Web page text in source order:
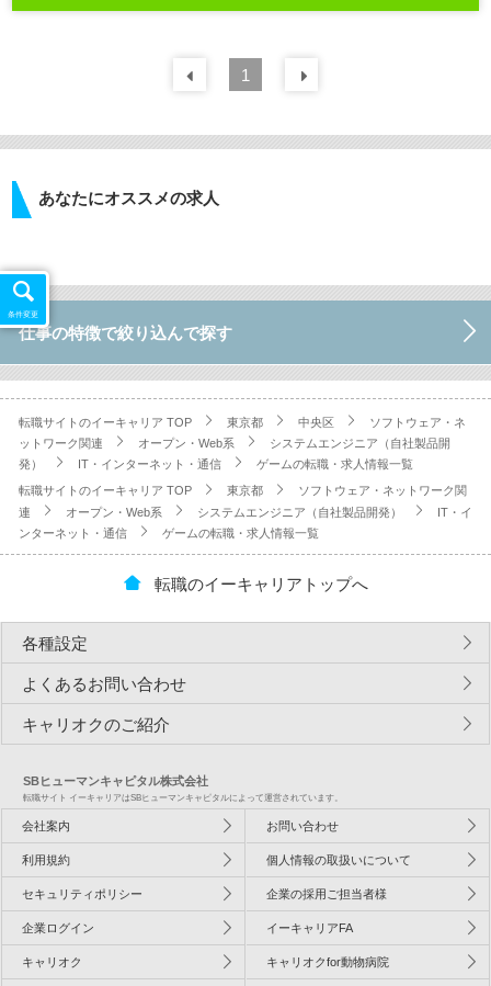
前の 件
1
あなたにオススメの求人
仕事の特徴で絞り込んで探す
転職サイトのイーキャリア TOP 東京都 中央区
ソフトウェア・ネ
ットワーク関連
オープン・Web系
システムエンジニア（自社製品開
発）
IT・インターネット・通信 ゲームの転職・求人情報一覧
転職サイトのイーキャリア TOP 東京都
ソフトウェア・ネットワーク関
連
オープン・Web系 システムエンジニア（自社製品開発）
IT・イ
ンターネット・通信
ゲームの転職・求人情報一覧
条件変更
転職のイーキャリアトップへ
各種設定
よくあるお問い合わせ
キャリオクのご紹介
SBヒューマンキャピタル株式会社
転職サイト イーキャリアはSBヒューマンキャピタルによって運営されています。
会社案内 お問い合わせ
利用規約 個人情報の取扱いについて
セキュリティポリシー 企業の採用ご担当者様
企業ログイン イーキャリアFA
キャリオク キャリオクfor動物病院